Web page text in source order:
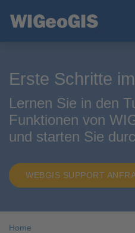
Erste Schritte
Lernen Sie in den
Funktionen von
und starten Sie
WEBGIS SUPPORT
Home